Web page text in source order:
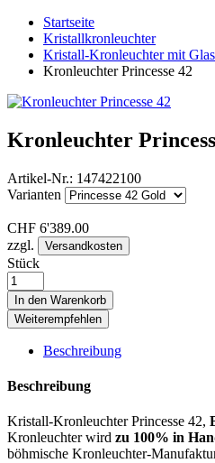
Startseite
Kristallkronleuchter
Kristall-Kronleuchter mit
Kronleuchter Princesse 42
Kronleuchter
Artikel-Nr.: 147422100
Varianten
CHF 6'389.00
zzgl.
Versandkosten
Stück
In den Warenkorb
Weiterempfehlen
Beschreibung
Beschreibung
Kristall-Kronleuchter Princesse 42,
Kronleuchter wird zu 100% in
böhmische Kronleuchter-